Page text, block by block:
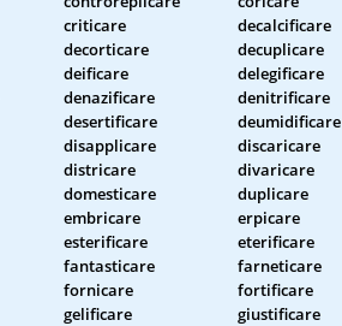
criticare
decalcificare
decorticare
decuplicare
deificare
delegificare
denazificare
denitrificare
desertificare
deumidificare
disapplicare
discaricare
districare
divaricare
domesticare
duplicare
embricare
erpicare
esterificare
eterificare
fantasticare
farneticare
fornicare
fortificare
gelificare
giustificare